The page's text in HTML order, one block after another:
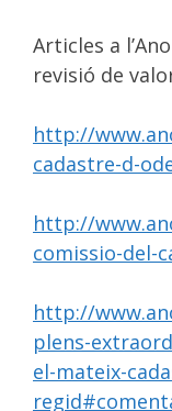
Articles a
revisió de
http://
cadastre-d-
http://
comissio-del-
http://
plens-
el-mateix-